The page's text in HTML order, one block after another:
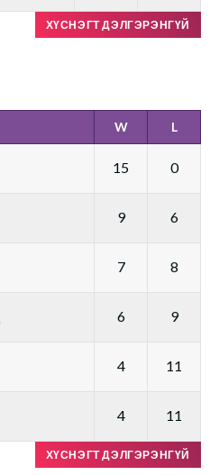
ХҮСНЭГТ ДЭЛГЭРЭНГҮЙ
W L
15 0
9 6
7 8
6 9
4 11
4 11
ХҮСНЭГТ ДЭЛГЭРЭНГҮЙ